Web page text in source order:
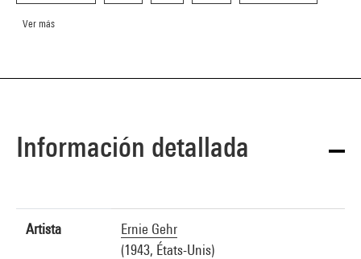
Ver más
Información detallada
Artista
Ernie Gehr
(1943, États-Unis)